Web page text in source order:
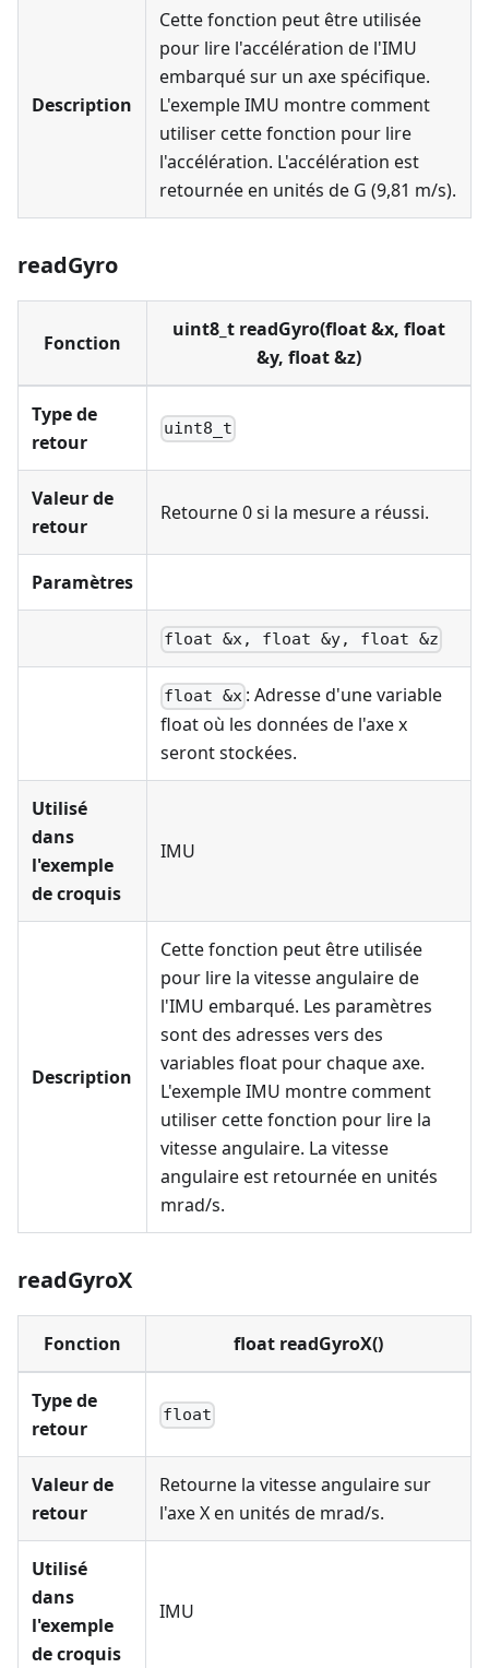
Description
Cette fonction peut être utilisée
pour lire l'accélération de l'IMU
embarqué sur un axe spécifique.
L'exemple IMU montre comment
utiliser cette fonction pour lire
l'accélération. L'accélération est
retournée en unités de G (9,81 m/s).
readGyro
Fonction
uint8_t readGyro(float &x, float
&y, float &z)
Type de
retour
uint8_t
Valeur de
retour
Retourne 0 si la mesure a réussi.
Paramètres
float &x, float &y, float &z
float &x : Adresse d'une variable
float où les données de l'axe x
seront stockées.
Utilisé
dans
l'exemple
de croquis
IMU
Description
Cette fonction peut être utilisée
pour lire la vitesse angulaire de
l'IMU embarqué. Les paramètres
sont des adresses vers des
variables float pour chaque axe.
L'exemple IMU montre comment
utiliser cette fonction pour lire la
vitesse angulaire. La vitesse
angulaire est retournée en unités
mrad/s.
readGyroX
Fonction float readGyroX()
Type de
retour
float
Valeur de
retour
Retourne la vitesse angulaire sur
l'axe X en unités de mrad/s.
Utilisé
dans
l'exemple
de croquis
IMU